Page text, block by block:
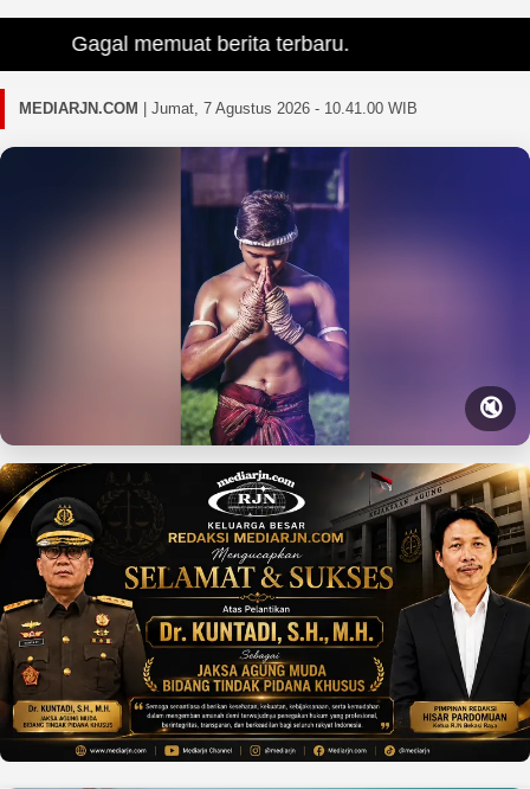
Gagal memuat berita terbaru.
MEDIARJN.COM Jumat, 7 Agustus 2026 - 10.41.01 WIB
🔇